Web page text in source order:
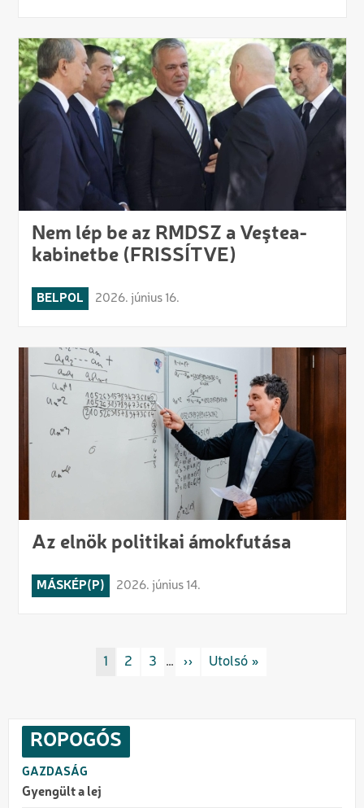
Nem lép be az RMDSZ a Veştea-
kabinetbe (FRISSÍTVE)
BELPOL 2026. június 16.
Az elnök politikai ámokfutása
MÁSKÉP(P) 2026. június 14.
OldalszámozásRovat/cimke
1 Rovat/cimke
2 Rovat/cimke
3 … Következő oldal
›› Utolsó oldal
Utolsó »
ROPOGÓS
GAZDASÁG
Gyengült a lej